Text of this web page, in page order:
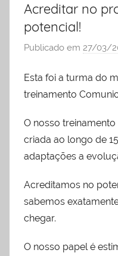
liderança
Acreditar no
potencial!
Publicado em 27/03/
Esta foi a turma do
treinamento
O nosso
criada ao longo de
adaptações a
Acreditamos no
sabemos
chegar.
O nosso papel é